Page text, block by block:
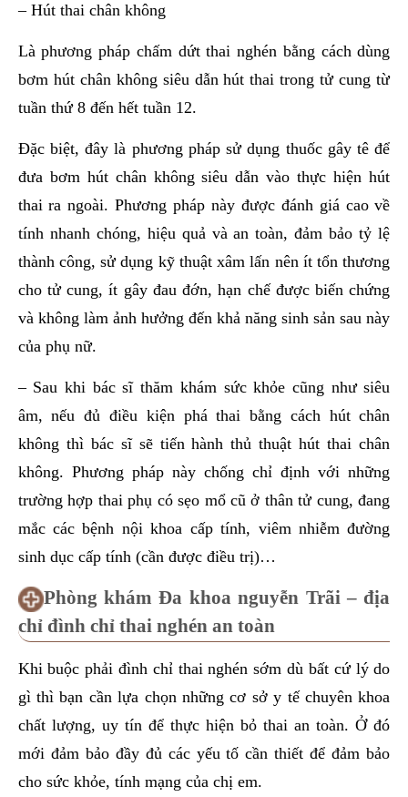
– Hút thai chân không
Là phương pháp chấm dứt thai nghén bằng cách dùng
bơm hút chân không siêu dẫn hút thai trong tử cung từ
tuần thứ 8 đến hết tuần 12.
Đặc biệt, đây là phương pháp sử dụng thuốc gây tê để
đưa bơm hút chân không siêu dẫn vào thực hiện hút
thai ra ngoài. Phương pháp này được đánh giá cao về
tính nhanh chóng, hiệu quả và an toàn, đảm bảo tỷ lệ
thành công, sử dụng kỹ thuật xâm lấn nên ít tổn thương
cho tử cung, ít gây đau đớn, hạn chế được biến chứng
và không làm ảnh hưởng đến khả năng sinh sản sau này
của phụ nữ.
– Sau khi bác sĩ thăm khám sức khỏe cũng như siêu
âm, nếu đủ điều kiện phá thai bằng cách hút chân
không thì bác sĩ sẽ tiến hành thủ thuật hút thai chân
không. Phương pháp này chống chỉ định với những
trường hợp thai phụ có sẹo mổ cũ ở thân tử cung, đang
mắc các bệnh nội khoa cấp tính, viêm nhiễm đường
sinh dục cấp tính (cần được điều trị)…
Phòng khám Đa khoa nguyễn Trãi – địa
chỉ đình chỉ thai nghén an toàn
Khi buộc phải đình chỉ thai nghén sớm dù bất cứ lý do
gì thì bạn cần lựa chọn những cơ sở y tế chuyên khoa
chất lượng, uy tín để thực hiện bỏ thai an toàn. Ở đó
mới đảm bảo đầy đủ các yếu tố cần thiết để đảm bảo
cho sức khỏe, tính mạng của chị em.